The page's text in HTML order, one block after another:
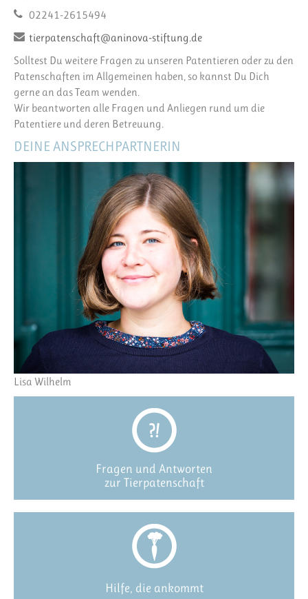
02241-2615494
tierpatenschaft@aninova-stiftung.de
Solltest Du weitere Fragen zu unseren Patentieren oder zu den
Patenschaften im Allgemeinen haben, so kannst Du Dich
gerne an das Team wenden.
Wir beantworten alle Fragen und Anliegen rund um die
Patentiere und deren Betreuung.
DEINE ANSPRECHPARTNERIN
Lisa Wilhelm
Fragen und Antworten
zur Tierpatenschaft
Hilfe, die ankommt